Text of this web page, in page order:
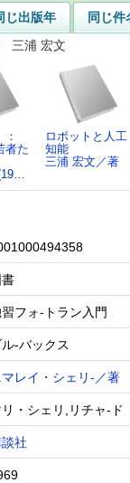
じ出版年
同じ件
三浦 宏文
：
者た
ロボットと人工
知能
三浦 宏文／著
習フォ-トラン入
ル-バックス
マレイ・シェリ-／著
リ・シェリ,リチャ-
社